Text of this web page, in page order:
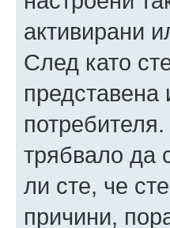
активирани
След като
трябвало да
ли сте, че
причини,